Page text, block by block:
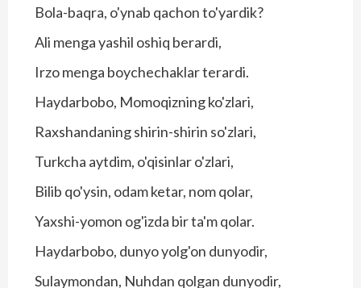
Bola-baqra, o'ynab qachon to'yardik?
Ali menga yashil oshiq berardi,
Irzo menga boychechaklar terardi.
Haydarbobo, Momoqizning ko'zlari,
Raxshandaning shirin-shirin so'zlari,
Turkcha aytdim, o'qisinlar o'zlari,
Bilib qo'ysin, odam ketar, nom qolar,
Yaxshi-yomon og'izda bir ta'm qolar.
Haydarbobo, dunyo yolg'on dunyodir,
Sulaymondan, Nuhdan qolgan dunyodir,